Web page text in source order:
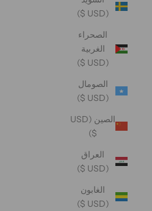
(USD $)
الصحراء
الغربية
(USD $)
الصومال
(USD $)
الصين (USD
$)
العراق
(USD $)
الغابون
(USD $)